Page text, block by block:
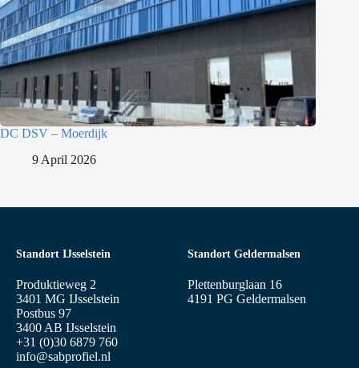
DC DSV – Moerdijk
9 April 2026
Standort IJsselstein
Produktieweg 2
3401 MG IJsselstein
Postbus 97
3400 AB IJsselstein
+31 (0)30 6879 760
info@sabprofiel.nl
Standort Geldermalsen
Plettenburglaan 16
4191 PG Geldermalsen